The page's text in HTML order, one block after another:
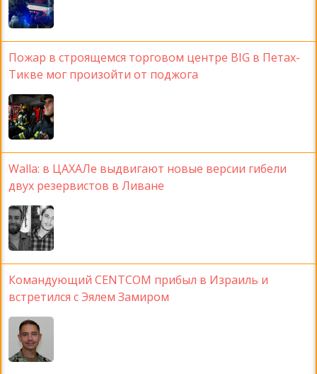
Пожар в строящемся торговом центре BIG в Петах-
Тикве мог произойти от поджога
Walla: в ЦАХАЛе выдвигают новые версии гибели
двух резервистов в Ливане
Командующий CENTCOM прибыл в Израиль и
встретился с Эялем Замиром